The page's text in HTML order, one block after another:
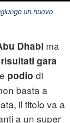
un nuovo
Dhabi ma
risultati gara
podio di
basta a
il titolo va a
a un super